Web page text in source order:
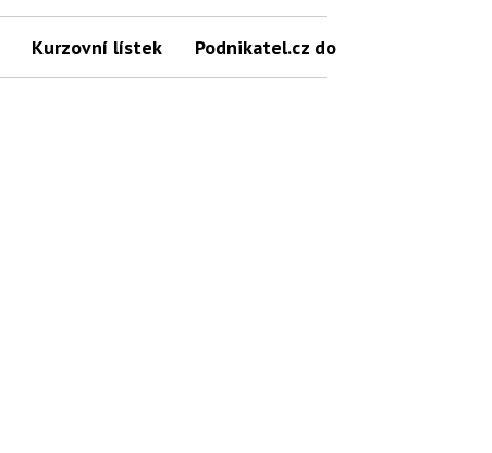
Kurzovní lístek Podnikatel.cz do mailu